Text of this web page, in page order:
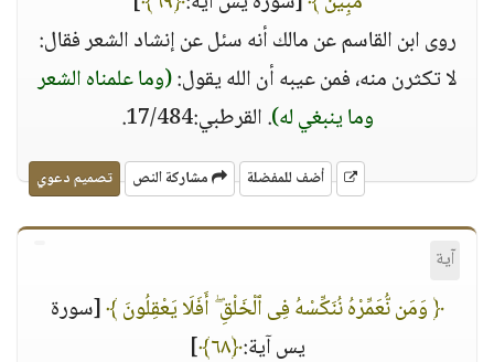
روى ابن القاسم عن مالك أنه سئل عن إنشاد الشعر فقال:
لا تكثرن منه، فمن عيبه أن الله يقول:(وما علمناه الشعر
وما ينبغي له). القرطبي:17/484.
أضف للمفضلة مشاركة النص تصميم دعوي
آية
﴿ وَمَن نُّعَمِّرْهُ نُنَكِّسْهُ فِى ٱلْخَلْقِ ۖ أَفَلَا يَعْقِلُونَ ﴾[سورة
يس آية:﴿٦٨﴾
]